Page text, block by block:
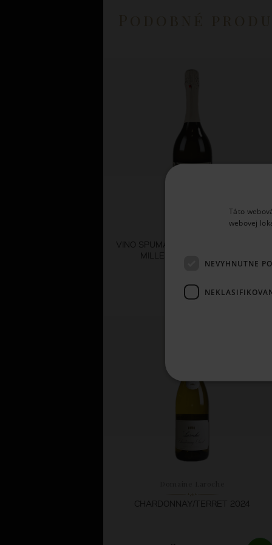
VINO SPUMANTE PORTA MONTICANO
MILLESIMATO BRUT 2025
35 €
CHARDONNAY/TERRET 2024
Táto
webovej
NEVYHNUTNE